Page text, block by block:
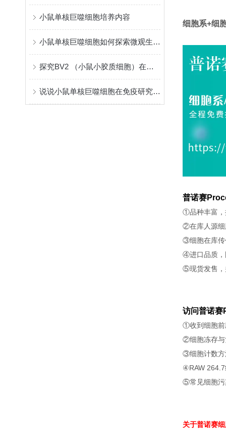
小鼠单核巨噬细胞培养内容
小鼠单核巨噬细胞如何探索微观生命科学？
探究BV2 （小鼠小胶质细胞）在中枢神经系统中的作用
说说小鼠单核巨噬细胞在免疫研究中的价值
细胞系+细
普诺赛
①品种丰富，
②在库人源细
③细胞在库传
④进口品质，
⑤现货发售，
访问普诺赛
①收到细胞前
②细胞冻存与
③细胞计数方
④RAW 264.7
⑤常见细胞污
关于普诺赛